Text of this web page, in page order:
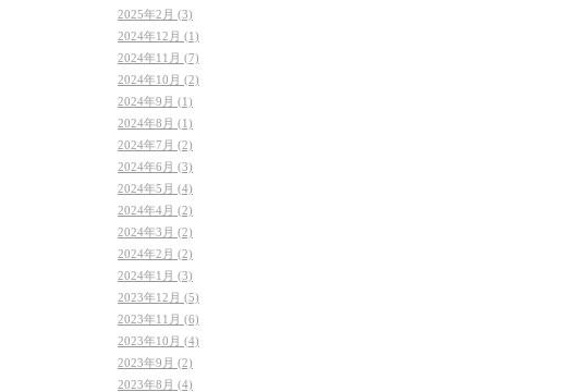
2025年2月 (3)
2024年12月 (1)
2024年11月 (7)
2024年10月 (2)
2024年9月 (1)
2024年8月 (1)
2024年7月 (2)
2024年6月 (3)
2024年5月 (4)
2024年4月 (2)
2024年3月 (2)
2024年2月 (2)
2024年1月 (3)
2023年12月 (5)
2023年11月 (6)
2023年10月 (4)
2023年9月 (2)
2023年8月 (4)